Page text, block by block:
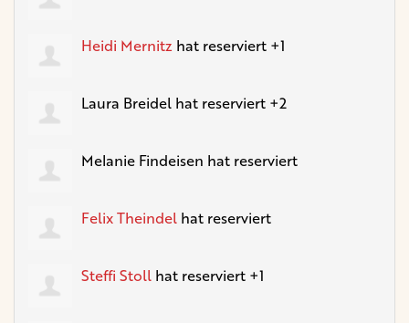
Heidi Mernitz hat reserviert +1
Laura Breidel hat reserviert +2
Melanie Findeisen hat reserviert
Felix Theindel hat reserviert
Steffi Stoll hat reserviert +1